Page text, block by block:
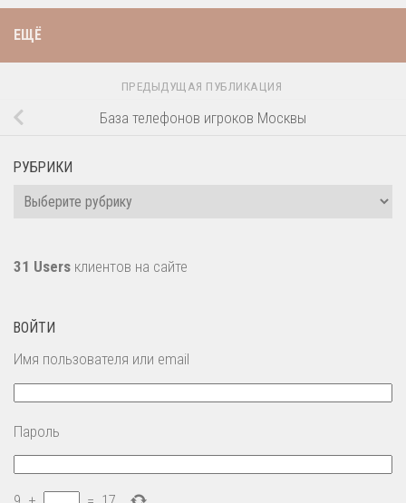
ЕЩЁ
ПРЕДЫДУЩАЯ ПУБЛИКАЦИЯ
База телефонов игроков Москвы
РУБРИКИ
Рубрики
31 Users клиентов на сайте
ВОЙТИ
Имя пользователя или email
Пароль